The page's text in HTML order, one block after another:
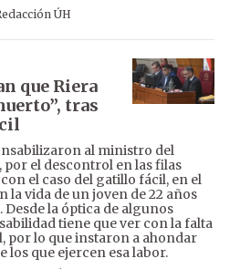
ÚH
que Riera
tras
al ministro del
el descontrol en las filas
el caso del gatillo fácil, en el
la vida de un joven de 22 años
Desde la óptica de algunos
tiene que ver con la falta
por lo que instaron a ahondar
los que ejercen esa labor.